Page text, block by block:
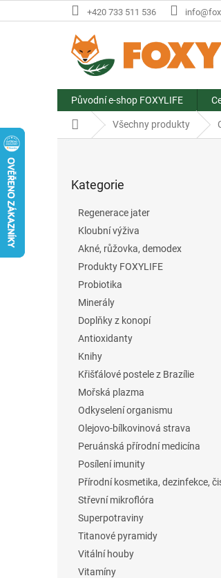
na
+420 733 511 536
Původní e-shop FOXYLIFE
Domů Všechny produkty
kategorie
Kategorie
Regenerace jater
Kloubní výživa
Akné, růžovka, demodex
Produkty FOXYLIFE
Probiotika
Minerály
Doplňky z konopí
Antioxidanty
Knihy
Křišťálové postele z Brazílie
Mořská plazma
Odkyselení organismu
Olejovo-bílkovinová strava
Peruánská přírodní medicína
Posílení imunity
Přírodní kosmetika, dezinfekce,
Střevní mikroflóra
Superpotraviny
Titanové pyramidy
Vitální houby
Vitamíny